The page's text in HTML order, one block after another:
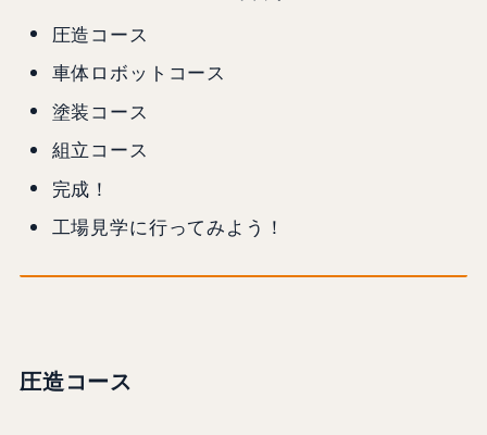
圧造コース
車体ロボットコース
塗装コース
組立コース
完成！
工場見学に行ってみよう！
圧造コース